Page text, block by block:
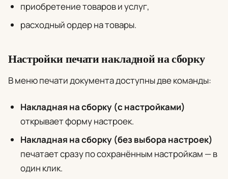
приобретение товаров и услуг,
расходный ордер на товары.
Настройки печати накладной на сборку
В меню печати документа доступны две команды:
Накладная на сборку (с настройками)
открывает форму настроек.
Накладная на сборку (без выбора настроек)
печатает сразу по сохранённым настройкам — в
один клик.